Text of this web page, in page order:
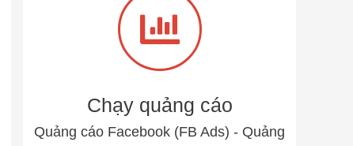
Chạy quảng cáo
Quảng cáo Facebook (FB Ads) - Quảng